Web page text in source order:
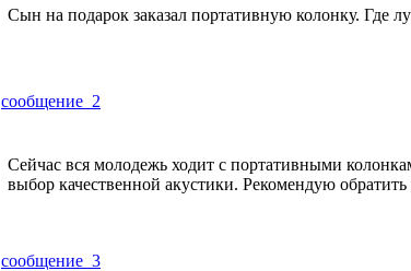
Сын на подарок заказал портативную колонку. Где
сообщение 2
Сейчас вся молодежь ходит с портативными
выбор качественной акустики. Рекомендую
сообщение 3